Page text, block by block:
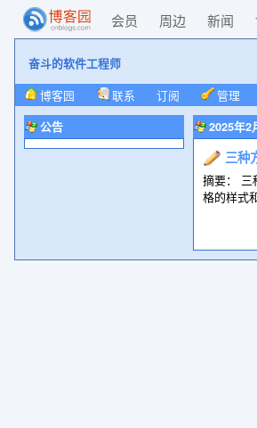
会员 周边 新闻
奋斗的软件工程师
博客园 联系 订阅 管理
公告 2025年2
三种
摘要： 三
格的样式